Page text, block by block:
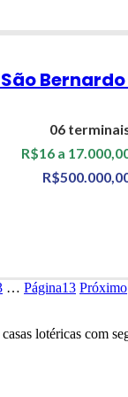
06
R$16 a
… Página13 Próximo
lotéricas com